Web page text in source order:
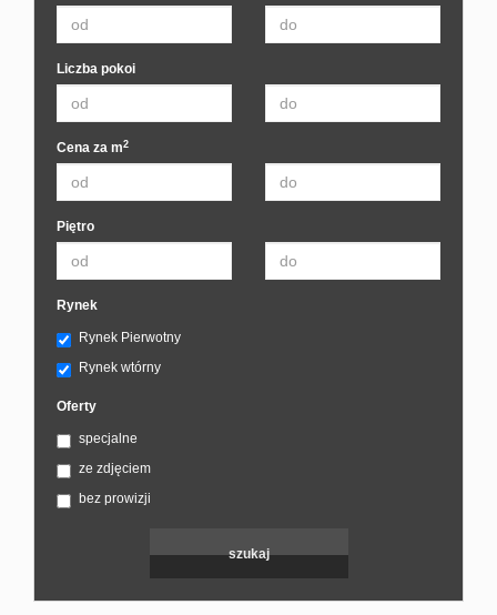
Liczba pokoi
Cena za m2
Piętro
Rynek
Rynek Pierwotny
Rynek wtórny
Oferty
specjalne
ze zdjęciem
bez prowizji